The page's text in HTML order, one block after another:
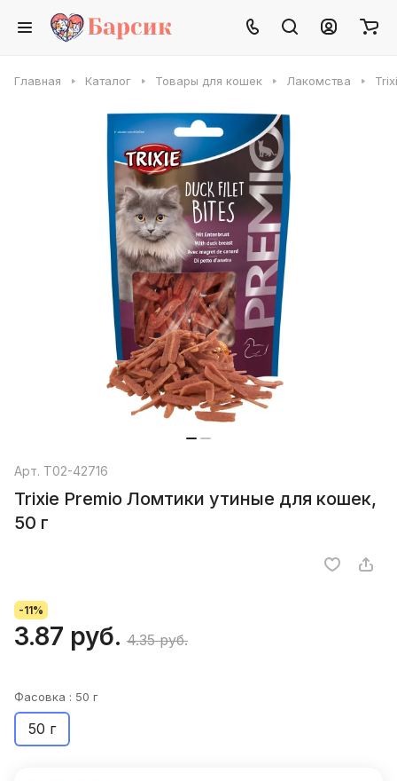
Главная Каталог Товары для кошек Лакомства
Арт. T02-42716
Trixie Premio Ломтики утиные для кошек,
50 г
-11%
3.87 руб. 4.35 руб.
Фасовка : 50 г
50 г